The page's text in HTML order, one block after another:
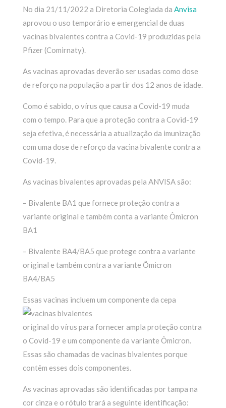
No dia 21/11/2022 a Diretoria Colegiada da Anvisa
aprovou o uso temporário e emergencial de duas
vacinas bivalentes contra a Covid-19 produzidas pela
Pfizer (Comirnaty).
As vacinas aprovadas deverão ser usadas como dose
de reforço na população a partir dos 12 anos de idade.
Como é sabido, o vírus que causa a Covid-19 muda
com o tempo. Para que a proteção contra a Covid-19
seja efetiva, é necessária a atualização da imunização
com uma dose de reforço da vacina bivalente contra a
Covid-19.
As vacinas bivalentes aprovadas pela ANVISA são:
– Bivalente BA1 que fornece proteção contra a
variante original e também conta a variante Ômicron
BA1
– Bivalente BA4/BA5 que protege contra a variante
original e também contra a variante Ômicron
BA4/BA5
Essas vacinas incluem um componente da cepa
original do vírus para fornecer ampla proteção contra
o Covid-19 e um componente da variante Ômicron.
Essas são chamadas de vacinas bivalentes porque
contêm esses dois componentes.
As vacinas aprovadas são identificadas por tampa na
cor cinza e o rótulo trará a seguinte identificação: